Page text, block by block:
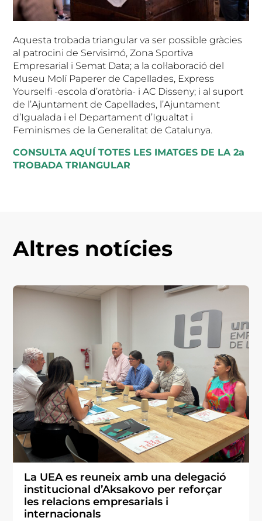
Aquesta trobada triangular va ser possible gràcies
al patrocini de Servisimó, Zona Sportiva
Empresarial i Semat Data; a la col·laboració del
Museu Molí Paperer de Capellades, Express
Yourselfi -escola d’oratòria- i AC Disseny; i al suport
de l’Ajuntament de Capellades, l’Ajuntament
d’Igualada i el Departament d’Igualtat i
Feminismes de la Generalitat de Catalunya.
CONSULTA AQUÍ TOTES LES IMATGES DE LA 2a
TROBADA TRIANGULAR
Altres notícies
La UEA es reuneix amb una delegació
institucional d’Aksakovo per reforçar
les relacions empresarials i
internacionals